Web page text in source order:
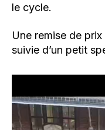
le cycle.
Une remise de
suivie d’un petit